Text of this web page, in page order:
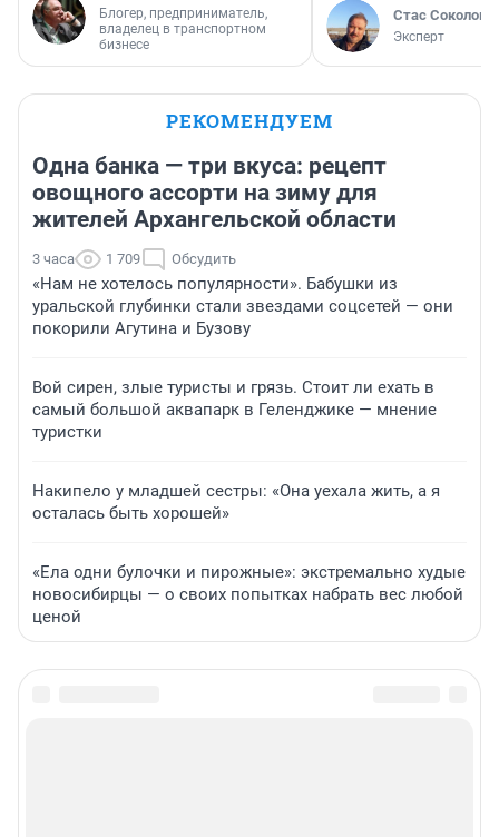
Блогер, предприниматель,
владелец в транспортном
бизнесе
Стас Соколов
Эксперт
РЕКОМЕНДУЕМ
Одна банка — три вкуса: рецепт
овощного ассорти на зиму для
жителей Архангельской области
3 часа 1 709 Обсудить
«Нам не хотелось популярности». Бабушки из
уральской глубинки стали звездами соцсетей — они
покорили Агутина и Бузову
Вой сирен, злые туристы и грязь. Стоит ли ехать в
самый большой аквапарк в Геленджике — мнение
туристки
Накипело у младшей сестры: «Она уехала жить, а я
осталась быть хорошей»
«Ела одни булочки и пирожные»: экстремально худые
новосибирцы — о своих попытках набрать вес любой
ценой